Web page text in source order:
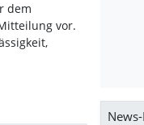
dem
vor.